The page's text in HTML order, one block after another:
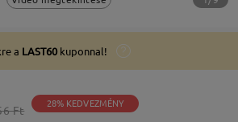
a LAST60 kuponnal!
Ft 28% KEDVEZMÉNY